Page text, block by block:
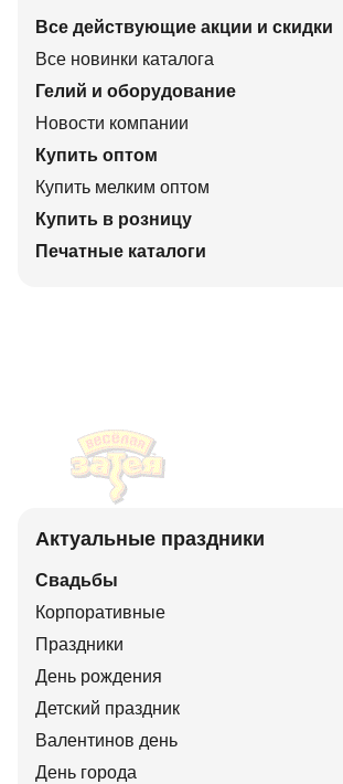
Все действующие акции и скидки
Все новинки каталога
Гелий и оборудование
Новости компании
Купить оптом
Купить мелким оптом
Купить в розницу
Печатные каталоги
Актуальные праздники
Свадьбы
Корпоративные
Праздники
День рождения
Детский праздник
Валентинов день
День города